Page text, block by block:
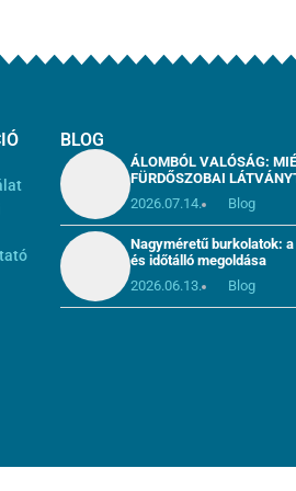
BLOG
ÁLOMBÓL VALÓSÁG:
FÜRDŐSZOBAI
2026.07.14.
Blog
Nagyméretű burkolatok:
és időtálló megoldása
2026.06.13.
Blog